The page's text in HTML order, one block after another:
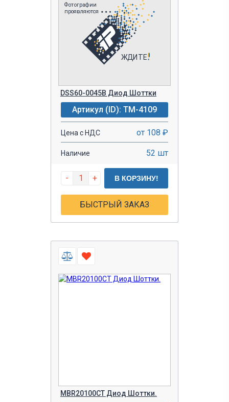
DSS60-0045B Диод Шоттки
Артикул (ID): TM-4109
Цена с НДС от 108 ₽
Наличие 52 шт
- + В КОРЗИНУ!
БЫСТРЫЙ ЗАКАЗ
MBR20100CT Диод Шоттки.